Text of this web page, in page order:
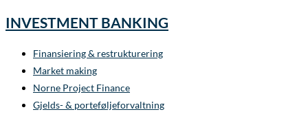
INVESTMENT BANKING
Finansiering & restrukturering
Market making
Norne Project Finance
Gjelds- & porteføljeforvaltning